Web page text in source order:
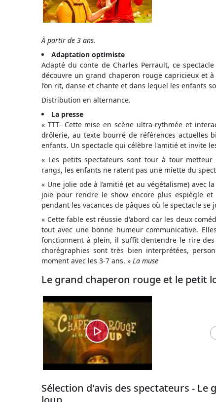
À partir de 3 ans.
Adaptation optimiste
Adapté du conte de Charles Perrault, ce
découvre un grand chaperon rouge capricieux et
l’on rit, danse et chante et dans lequel les enfants
Distribution en alternance.
La presse
« TTT- Cette mise en scène ultra-rythmée et
drôlerie, au texte bourré de références actuelles
enfants. Un spectacle qui célèbre l'amitié et invite
« Les petits spectateurs sont tour à tour
rangs, les enfants ne ratent pas une miette du
« Une jolie ode à l’amitié (et au végétalisme) avec
joie pour rendre le show encore plus espiègle
pendant les vacances de pâques où le spectacle
« Cette fable est réussie d'abord car les deux
tout avec une bonne humeur communicative.
fonctionnent à plein, il suffit d’entendre le rire
chorégraphies sont très bien interprétées,
moment avec les 3-7 ans. » La muse
Le grand chaperon rouge et le petit
Sélection d'avis des spectateurs -